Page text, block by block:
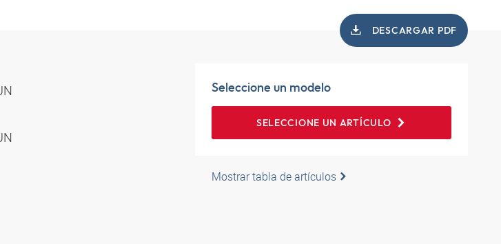
DESCARGAR PDF
Seleccione un modelo
SELECCIONE UN ARTÍCULO
Mostrar tabla de artículos